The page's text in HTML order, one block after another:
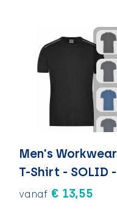
Men's Workwear
T-Shirt - SOLID -
vanaf € 13,55